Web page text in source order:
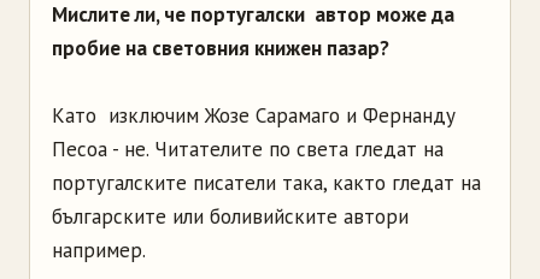
Мислите ли, че португалски автор може да
пробие на световния книжен пазар?
Като изключим Жозе Сарамаго и Фернанду
Песоа - не. Читателите по света гледат на
португалските писатели така, както гледат на
българските или боливийските автори
например.